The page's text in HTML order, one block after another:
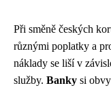
Při směně českých
různými poplatky a
náklady se liší v
služby. Banky si